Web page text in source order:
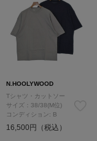
N.HOOLYWOOD
Tシャツ・カットソー
サイズ：38/38(M位)
コンディション: B
16,500円（税込）